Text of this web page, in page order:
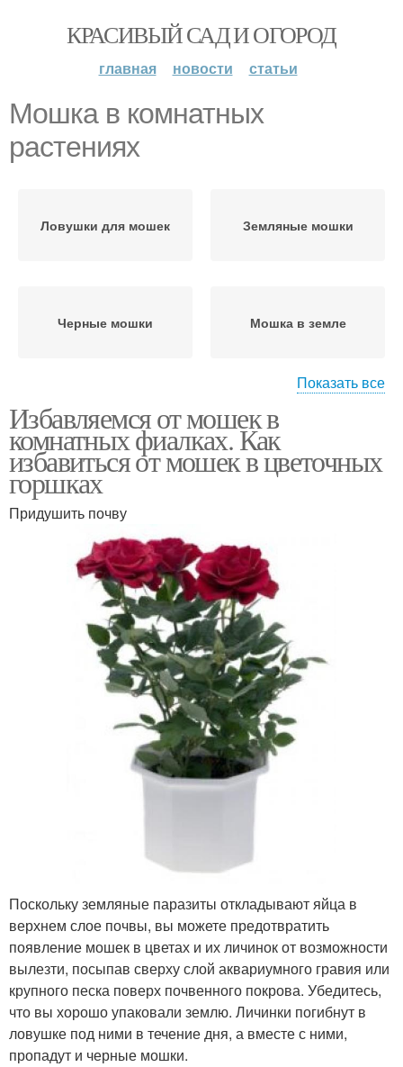
КРАСИВЫЙ САД И ОГОРОД
главная новости статьи
Мошка в комнатных
растениях
Ловушки для мошек Земляные мошки
Черные мошки Мошка в земле
Комнатные растения
цветах
Мошки в цветах
Борьба с мошками Лист от мошек
Мошка в цветах
Показать все
Избавляемся от мошек в
комнатных фиалках. Как
избавиться от мошек в цветочных
горшках
Придушить почву
Поскольку земляные паразиты откладывают яйца в
верхнем слое почвы, вы можете предотвратить
появление мошек в цветах и их личинок от возможности
вылезти, посыпав сверху слой аквариумного гравия или
крупного песка поверх почвенного покрова. Убедитесь,
что вы хорошо упаковали землю. Личинки погибнут в
ловушке под ними в течение дня, а вместе с ними,
пропадут и черные мошки.